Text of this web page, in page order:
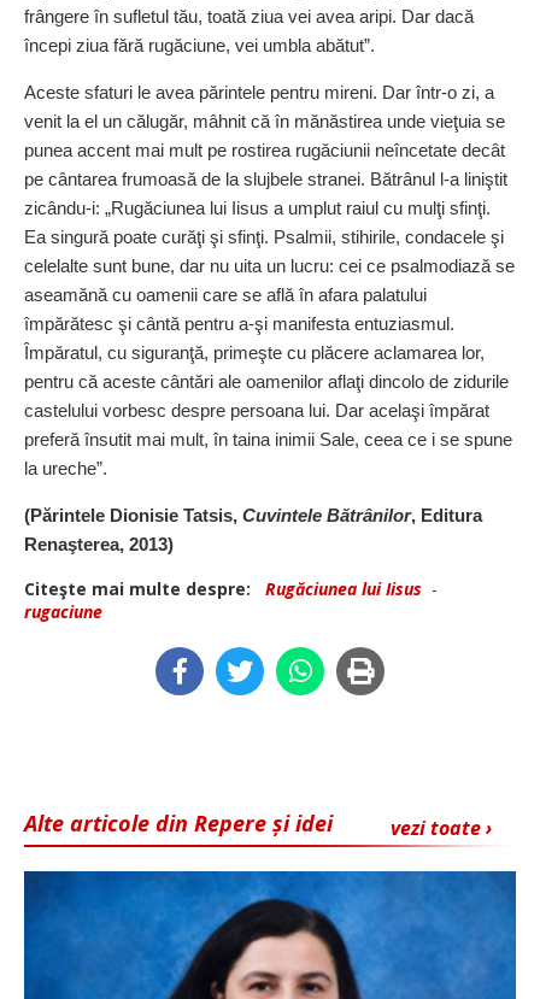
frângere în sufletul tău, toată ziua vei avea aripi. Dar dacă
începi ziua fără rugăciune, vei umbla abătut”.
Aceste sfaturi le avea părintele pentru mireni. Dar într-o zi, a
venit la el un călugăr, mâhnit că în mănăstirea unde vieţuia se
punea accent mai mult pe rostirea rugăciunii neîncetate decât
pe cântarea frumoasă de la slujbele stranei. Bătrânul l-a liniştit
zicându-i: „Rugăciunea lui Iisus a umplut raiul cu mulţi sfinţi.
Ea singură poate curăţi şi sfinţi. Psalmii, stihirile, condacele şi
celelalte sunt bune, dar nu uita un lucru: cei ce psalmodiază se
aseamănă cu oamenii care se află în afara palatului
împărătesc şi cântă pentru a-şi manifesta entuziasmul.
Împăratul, cu siguranţă, primeşte cu plăcere aclamarea lor,
pentru că aceste cântări ale oamenilor aflaţi dincolo de zidurile
castelului vorbesc despre persoana lui. Dar acelaşi împărat
preferă însutit mai mult, în taina inimii Sale, ceea ce i se spune
la ureche”.
(Părintele Dionisie Tatsis, Cuvintele Bătrânilor, Editura
Renaşterea, 2013)
Citeşte mai multe despre: Rugăciunea lui Iisus -
rugaciune
vezi toate ›
Alte articole din Repere și idei